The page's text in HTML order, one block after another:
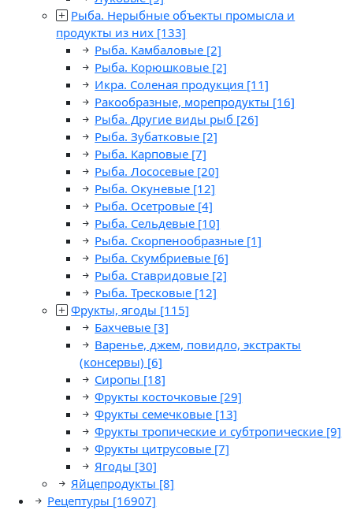
Рыба. Нерыбные объекты промысла и
продукты из них [133]
Рыба. Камбаловые [2]
Рыба. Корюшковые [2]
Икра. Соленая продукция [11]
Ракообразные, морепродукты [16]
Рыба. Другие виды рыб [26]
Рыба. Зубатковые [2]
Рыба. Карповые [7]
Рыба. Лососевые [20]
Рыба. Окуневые [12]
Рыба. Осетровые [4]
Рыба. Сельдевые [10]
Рыба. Скорпенообразные [1]
Рыба. Скумбриевые [6]
Рыба. Ставридовые [2]
Рыба. Тресковые [12]
Фрукты, ягоды [115]
Бахчевые [3]
Варенье, джем, повидло, экстракты
(консервы) [6]
Сиропы [18]
Фрукты косточковые [29]
Фрукты семечковые [13]
Фрукты тропические и субтропические [9]
Фрукты цитрусовые [7]
Ягоды [30]
Яйцепродукты [8]
Рецептуры [16907]